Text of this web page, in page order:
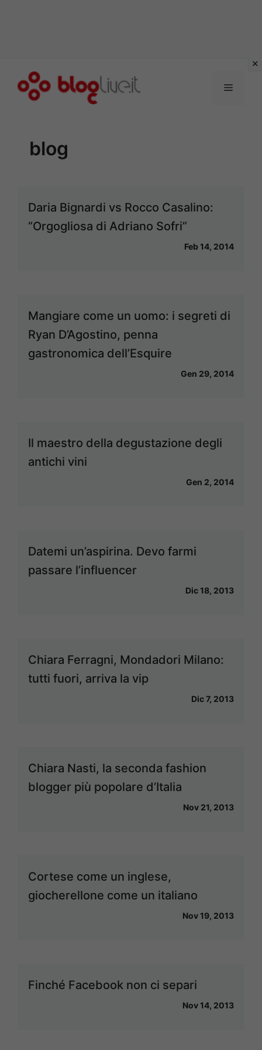
Menu
blog
Daria Bignardi vs Rocco Casalino:
“Orgogliosa di Adriano Sofri”
Feb 14, 2014
Mangiare come un uomo: i segreti di
Ryan D’Agostino, penna
gastronomica dell’Esquire
Gen 29, 2014
Il maestro della degustazione degli
antichi vini
Gen 2, 2014
Datemi un’aspirina. Devo farmi
passare l’influencer
Dic 18, 2013
Chiara Ferragni, Mondadori Milano:
tutti fuori, arriva la vip
Dic 7, 2013
Chiara Nasti, la seconda fashion
blogger più popolare d’Italia
Nov 21, 2013
Cortese come un inglese,
giocherellone come un italiano
Nov 19, 2013
Finché Facebook non ci separi
Nov 14, 2013